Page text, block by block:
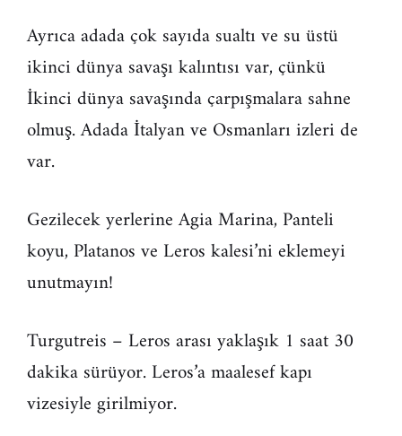
Ayrıca adada çok sayıda sualtı ve su üstü
ikinci dünya savaşı kalıntısı var, çünkü
İkinci dünya savaşında çarpışmalara sahne
olmuş. Adada İtalyan ve Osmanları izleri de
var.
Gezilecek yerlerine Agia Marina, Panteli
koyu, Platanos ve Leros kalesi’ni eklemeyi
unutmayın!
Turgutreis – Leros arası yaklaşık 1 saat 30
dakika sürüyor. Leros’a maalesef kapı
vizesiyle girilmiyor.